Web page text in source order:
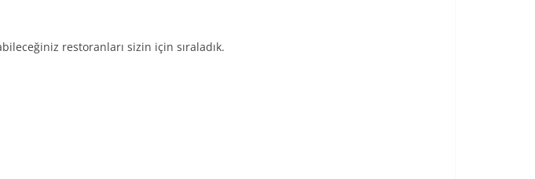
restoranları sizin için sıraladık.